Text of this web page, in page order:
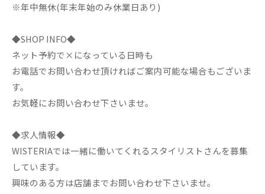
※年中無休(年末年始のみ休業日あり)
◆SHOP INFO◆
ネット予約で×になっている日時も
お電話でお問い合わせ頂ければご案内可能な場合もございま
す。
お気軽にお問い合わせ下さいませ。
◆求人情報◆
WISTERIAでは一緒に働いてくれるスタイリストさんを募集
しています。
興味のある方は店舗までお問い合わせ下さいませ。